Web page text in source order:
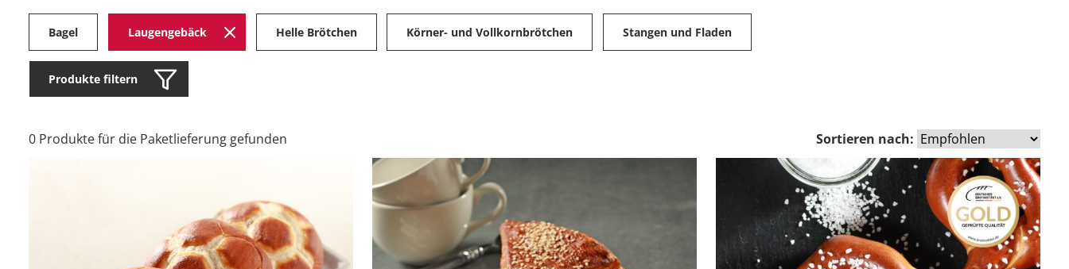
Bagel Laugengebäck Helle Brötchen Körner- und Vollkornbrötchen Stangen und Fladen
Produkte filtern
0 Produkte für die Paketlieferung gefunden Sortieren nach: